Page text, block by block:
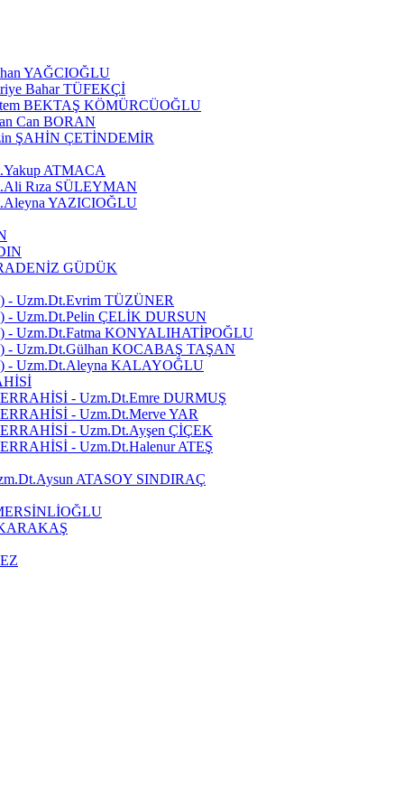
YAĞCIOĞLU
Bahar TÜFEKÇİ
BEKTAŞ KÖMÜRCÜOĞLU
Can BORAN
ŞAHİN ÇETİNDEMİR
ATMACA
Rıza SÜLEYMAN
YAZICIOĞLU
GÜDÜK
Uzm.Dt.Evrim TÜZÜNER
Uzm.Dt.Pelin ÇELİK DURSUN
Uzm.Dt.Fatma KONYALIHATİPOĞLU
Uzm.Dt.Gülhan KOCABAŞ TAŞAN
- Uzm.Dt.Aleyna KALAYOĞLU
- Uzm.Dt.Emre DURMUŞ
- Uzm.Dt.Merve YAR
- Uzm.Dt.Ayşen ÇİÇEK
- Uzm.Dt.Halenur ATEŞ
ATASOY SINDIRAÇ